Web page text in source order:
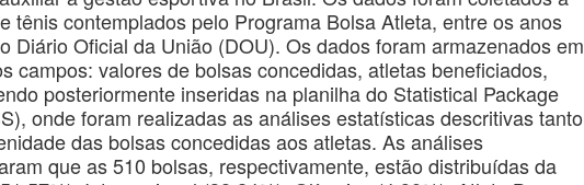
tênis contemplados pelo Programa Bolsa Atleta, entre os anos
Diário Oficial da União (DOU). Os dados foram armazenados em
campos: valores de bolsas concedidas, atletas beneficiados,
posteriormente inseridas na planilha do Statistical Package
onde foram realizadas as análises estatísticas descritivas tanto
das bolsas concedidas aos atletas. As análises
que as 510 bolsas, respectivamente, estão distribuídas da